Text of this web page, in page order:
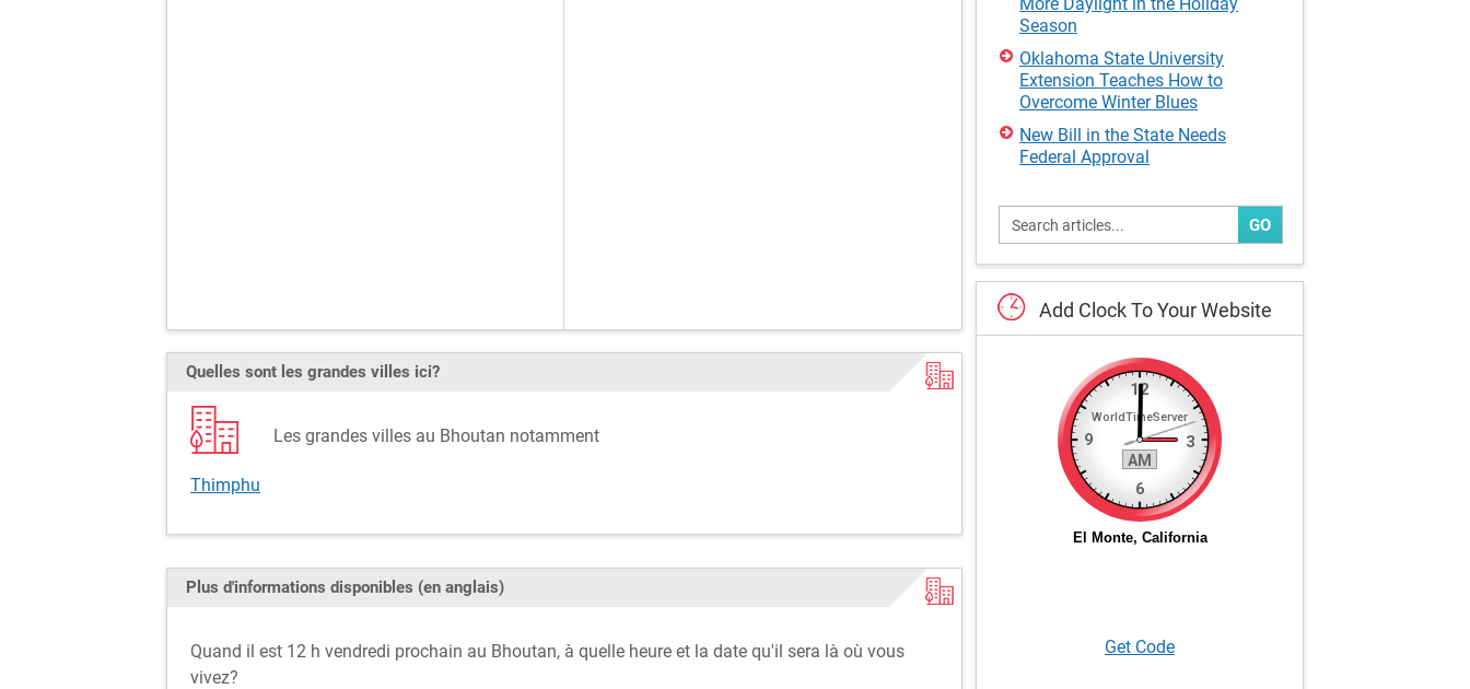
Quelles sont les grandes villes ici?
Les grandes villes au Bhoutan notamment
Thimphu
Plus d'informations disponibles (en anglais)
Quand il est 12 h vendredi prochain au Bhoutan, à quelle heure et la date qu'il sera là où vous
vivez?
Season
Oklahoma State University
Extension Teaches How to
Overcome Winter Blues
New Bill in the State Needs
Federal Approval
GO
Add ClockToYourWebsite
Get Code